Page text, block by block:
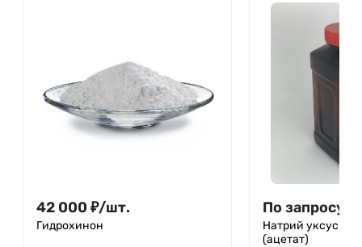
42 000 ₽/шт.
Гидрохинон
По запросу
Натрий
(ацетат)